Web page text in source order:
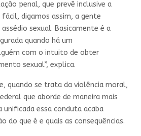
penal, que prevê inclusive a
digamos assim, a gente
sexual. Basicamente é a
quando há um
com o intuito de obter
sexual”, explica.
quando se trata da violência moral,
que aborde de maneira mais
essa conduta acaba
do que é e quais as consequências.